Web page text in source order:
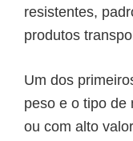
resistentes,
produtos
Um dos
peso e o tipo de
ou com alto